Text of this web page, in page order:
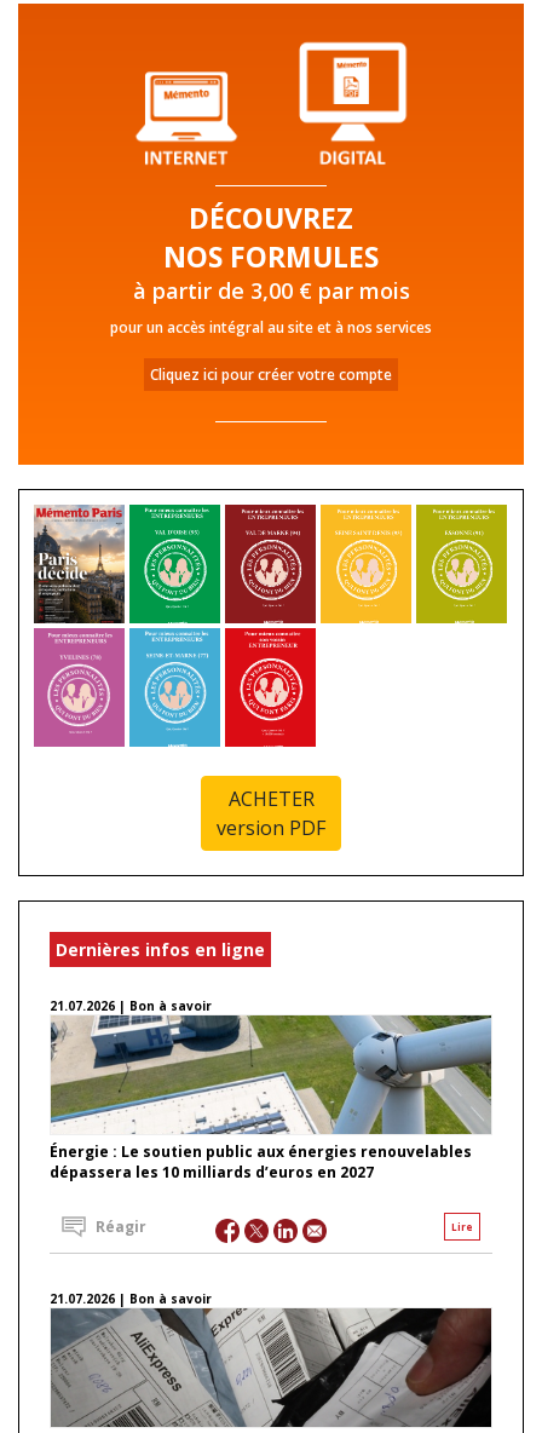
DÉCOUVREZ
NOS FORMULES
à partir de 3,00 € par mois
pour un accès intégral au site et à nos services
Cliquez ici pour créer votre compte
ACHETER
version PDF
Dernières infos en ligne
21.07.2026 | Bon à savoir
Énergie : Le soutien public aux énergies renouvelables
dépassera les 10 milliards d’euros en 2027
Lire
Réagir
21.07.2026 | Bon à savoir